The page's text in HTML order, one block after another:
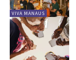
VIVA MANAUS